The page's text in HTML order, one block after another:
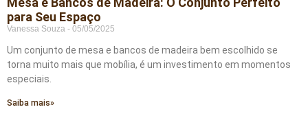
para Seu Espaço
Vanessa Souza 05/05/2025
Um conjunto de mesa e bancos de madeira bem escolhido se
torna muito mais que mobília, é um investimento em momentos
especiais.
Saiba mais»